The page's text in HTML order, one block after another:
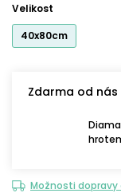
Velikost
40x80cm
Zdarma od
Možnosti